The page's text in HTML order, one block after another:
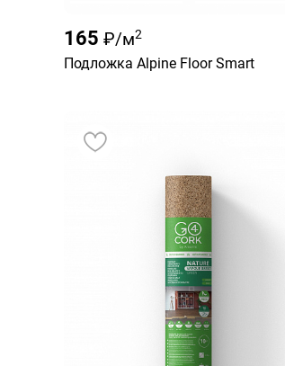
165 ₽/м2
Подложка Alpine Floor Smart